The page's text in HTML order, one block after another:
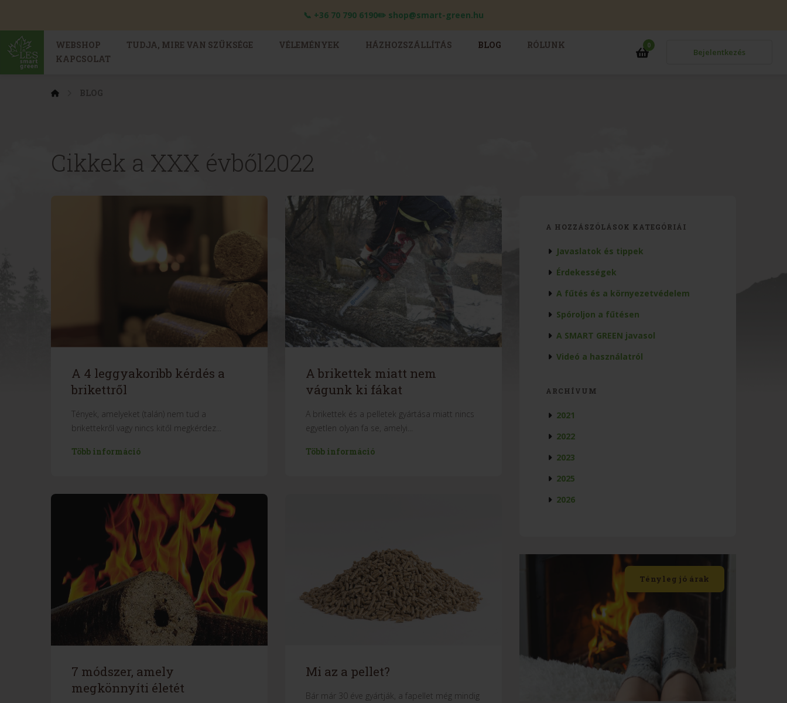
📞 +36 70 790 6190✏️ shop@smart-green.hu
WEBSHOP TUDJA, MIRE VAN SZÜKSÉGE VÉLEMÉNYEK HÁZHOZSZÁLLÍTÁS BLOG
RÓLUNK
KAPCSOLAT
0
Bejelentkezés
BLOG
Cikkek a XXX évből2022
A 4 leggyakoribb kérdés a
brikettről
Tények, amelyeket (talán) nem tud a
brikettekről vagy nincs kitől megkérdez...
Több információ
A brikettek miatt nem
vágunk ki fákat
A brikettek és a pelletek gyártása miatt nincs
egyetlen olyan fa se, amelyi...
Több információ
7 módszer, amely
megkönnyíti életét
Mi az a pellet?
Bár már 30 éve gyártják, a fapellet még mindig
A HOZZÁSZÓLÁSOK KATEGÓRIÁI
Javaslatok és tippek
Érdekességek
A fűtés és a környezetvédelem
Spóroljon a fűtésen
A SMART GREEN javasol
Videó a használatról
ARCHÍVUM
2021
2022
2023
2025
2026
Tényleg jó árak